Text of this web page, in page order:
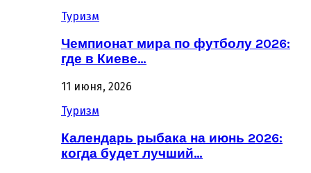
Туризм
Чемпионат мира по футболу 2026:
где в Киеве…
11 июня, 2026
Туризм
Календарь рыбака на июнь 2026:
когда будет лучший…